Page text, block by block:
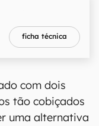
ficha técnica
com dois
tão cobiçados
uma alternativa